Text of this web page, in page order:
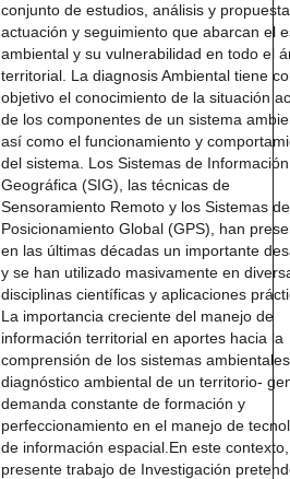
conjunto de estudios, análisis y
actuación y seguimiento que abarcan el
ambiental y su vulnerabilidad en todo el
territorial. La diagnosis Ambiental tiene
objetivo el conocimiento de la situación
de los componentes de un sistema
así como el funcionamiento y
del sistema. Los Sistemas de Información
Geográfica (SIG), las técnicas de
Sensoramiento Remoto y los Sistemas de
Posicionamiento Global (GPS), han
en las últimas décadas un importante
y se han utilizado masivamente en
disciplinas científicas y aplicaciones
La importancia creciente del manejo de
información territorial en aportes hacia la
comprensión de los sistemas
diagnóstico ambiental de un territorio-
demanda constante de formación y
perfeccionamiento en el manejo de
de información espacial.En este
presente trabajo de Investigación